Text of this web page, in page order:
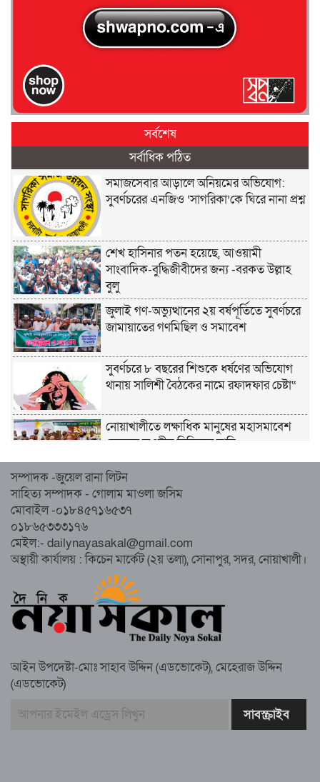
সর্বশেষ
সর্বাধিক পঠিত
সমাজসেবার আড়ালে অনিয়মের অভিযোগ:
সুবর্ণচরের এনজিও ‘সাগরিকা’কে ঘিরে নানা প্রশ্ন
শেখ হাসিনার পতন হয়েছে, আওয়ামী
সাংবাদিক-বুদ্ধিজীবীদের জন্য -বরকত উল্লাহ
বুলু
জুলাই গণ-অভ্যুত্থানের ২য় বর্ষপূর্তিতে সুবর্ণচরে
জামায়াতের গণমিছিল ও সমাবেশ
সুবর্ণচরে ৮ বছরের শিশুকে ধর্ষণের অভিযোগ
থানায় সালিশী বৈঠকের নামে রফাদফার চেষ্টা“
নোয়াখালীতে লক্ষাধিক মানুষের মহাসমাবেশ
হেজবুত তওহীদ নিষিদ্ধের দাবি
নোয়াখালীতে ইসলামী মহাসমাবেশের প্রস্তুতি
সম্পন্ন, অংশ নেবেন লক্ষাধিক মানুষ
নোয়াখালীতে ইসলামী ছাত্রশিবিরের ‘অদম্য
জুলাই’ মিছিল
সুবর্ণচরে মায়ের অভিযোগে সাবেক ভাইস
চেয়ারম্যান গ্রেপ্তার
স্মরণ সভায় মিলাদ ও দোয়া
সম্পাদক -জুয়েল রানা লিটন
সাহিত্য সম্পাদক - গোলাম মাওলা জসিম
মোবাইল -০১৮৪৫৭১৬৫৩৭
০১৮৬৫৩৩৩১৭৬
মেইল:- dailynayasakal@gmail.com
অস্থায়ী কার্যালয় : কিচেন মার্কেট (২য় তলা), সোনাপুর, সদর, নোয়াখালী।
আইন উপদেষ্টা-মোঃ সাহাব উদ্দিন (এডভোকেট), মেহেরাজ উদ্দিন
(এডভোকেট)